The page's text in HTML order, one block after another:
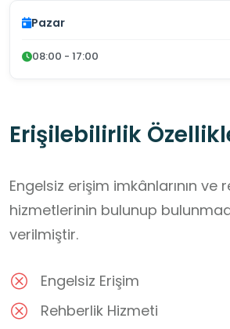
Pazar
08:00 - 17:00
Erişilebilirlik
Engelsiz erişim imkânlarının ve
hizmetlerinin bulunup
verilmiştir.
Engelsiz Erişim
Rehberlik Hizmeti